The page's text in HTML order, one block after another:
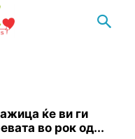
ќе ви ги
во рок од...